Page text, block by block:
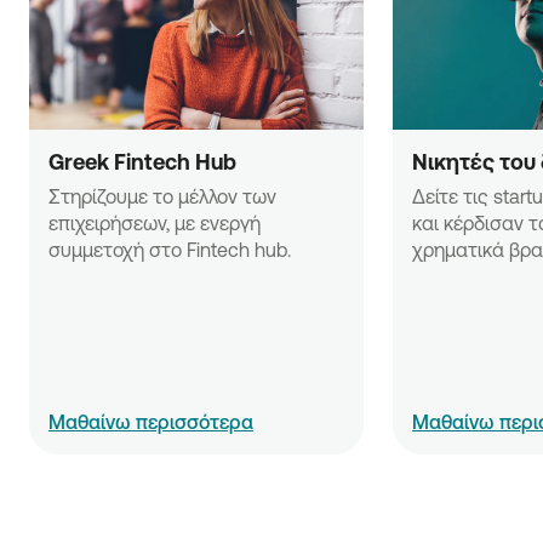
Α΄Β΄Γ΄ και ειδικά βραβεία.
βιομηχανικής εφαρμογής, μπορούν να
προστατεύονται από Δίπλωμα Ευρεσιτεχνίας
σύμφωνα με το Νόμο 1733/1987 όπως έχει
τροποποιηθεί και ισχύει αλλά και τις διεθνείς και
ευρωπαϊκές συνθήκες (Patent Cooperation
Treaty και European Patent Convention). Για
περισσότερες πληροφορίες, πριν την υποβολή
της πρότασής τους στον Διαγωνισμό, οι
ενδιαφερόμενοι πρέπει να ερευνήσουν τις
διατάξεις του Ν. 1733/1987 και, ενδεικτικά, ιδίως
(ΠΥΧ) σύμφωνα με το Νόμο 1733/1987 όπως έχει
Greek Fintech Hub
Στηρίζουμε το μέλλον των
επιχειρήσεων, με ενεργή
συμμετοχή στο Fintech hub.
Μαθαίνω περισσότερα
Νικητές
Δείτε τις
και κέρδισαν
χρηματικά
Μαθαίνω